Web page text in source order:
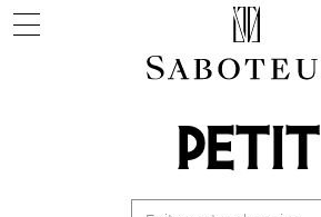
PETIT